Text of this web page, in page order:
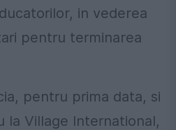
in vederea
pentru terminarea
pentru prima data, si
la Village International,